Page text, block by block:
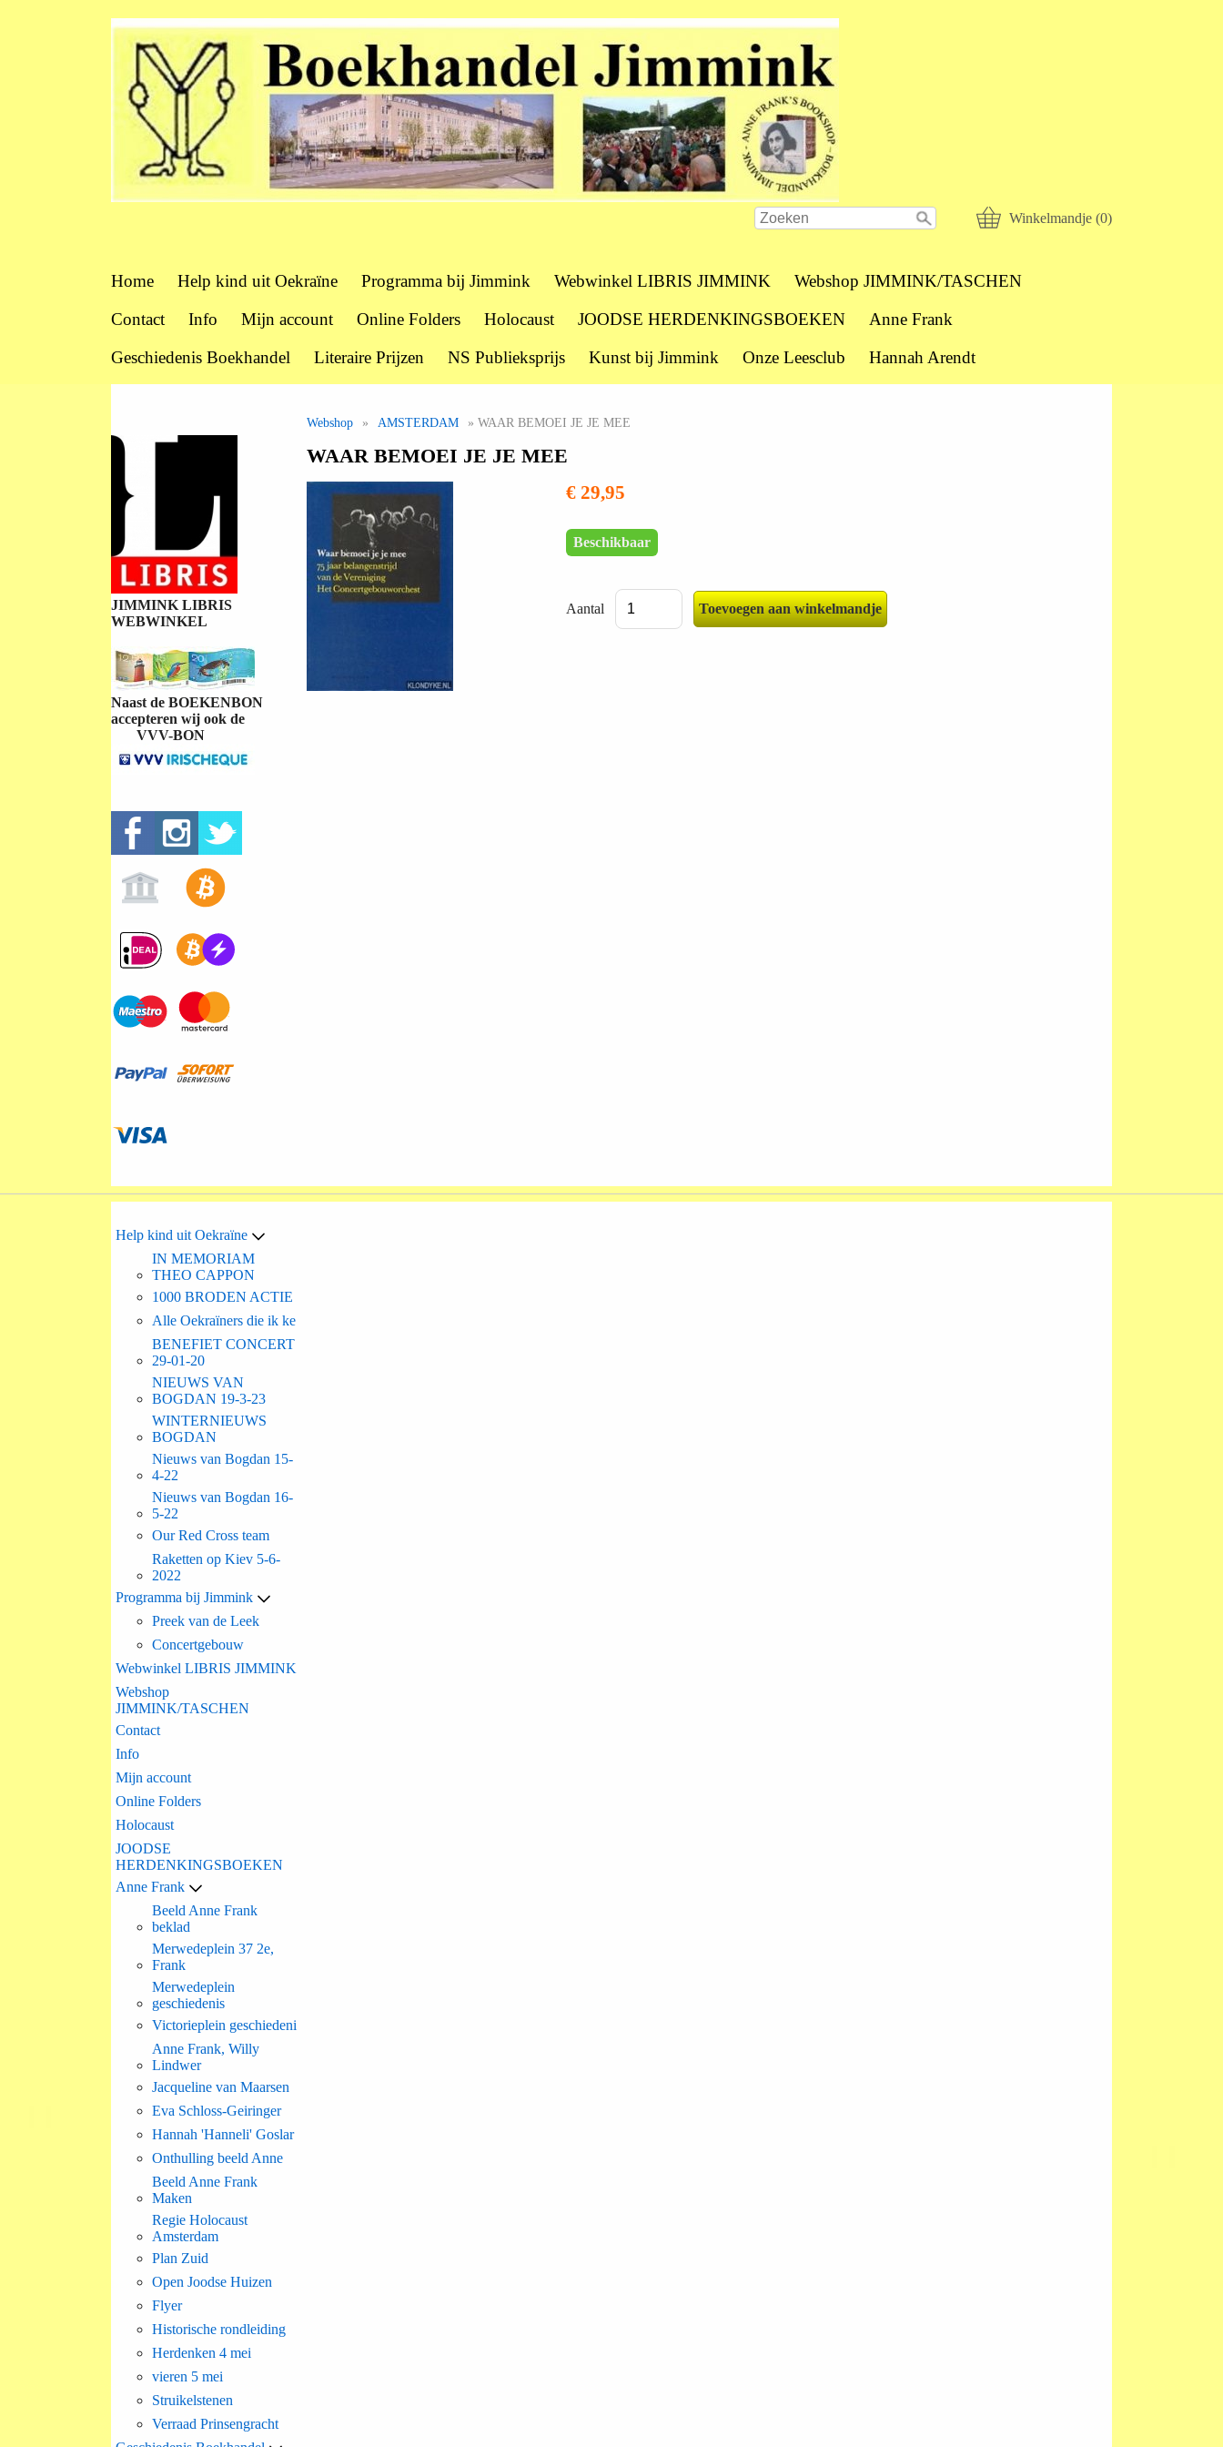
Winkelmandje (0)
Home Help kind uit Oekraïne Programma bij Jimmink Webwinkel LIBRIS JIMMINK
Webshop JIMMINK/TASCHEN
Contact
Info Mijn account Online Folders Holocaust JOODSE HERDENKINGSBOEKEN
Anne Frank
Geschiedenis Boekhandel
Literaire Prijzen NS Publieksprijs Kunst bij Jimmink Onze Leesclub Hannah Arendt
JIMMINK LIBRIS
WEBWINKEL
Naast de BOEKENBON
accepteren wij ook de
VVV-BON
Webshop » AMSTERDAM » WAAR BEMOEI JE JE MEE
WAAR BEMOEI JE JE MEE
€ 29,95
Beschikbaar
Aantal
Help kind uit Oekraïne
IN MEMORIAM
THEO CAPPON
1000 BRODEN ACTIE
Alle Oekraïners die ik ke
BENEFIET CONCERT
29-01-20
NIEUWS VAN
BOGDAN 19-3-23
WINTERNIEUWS
BOGDAN
Nieuws van Bogdan 15-
4-22
Nieuws van Bogdan 16-
5-22
Our Red Cross team
Raketten op Kiev 5-6-
2022
Programma bij Jimmink
Preek van de Leek
Concertgebouw
Webwinkel LIBRIS JIMMINK
Webshop
JIMMINK/TASCHEN
Contact
Info
Mijn account
Online Folders
Holocaust
JOODSE
HERDENKINGSBOEKEN
Anne Frank
Beeld Anne Frank
beklad
Merwedeplein 37 2e,
Frank
Merwedeplein
geschiedenis
Victorieplein geschiedeni
Anne Frank, Willy
Lindwer
Jacqueline van Maarsen
Eva Schloss-Geiringer
Hannah 'Hanneli' Goslar
Onthulling beeld Anne
Beeld Anne Frank
Maken
Regie Holocaust
Amsterdam
Plan Zuid
Open Joodse Huizen
Flyer
Historische rondleiding
Herdenken 4 mei
vieren 5 mei
Struikelstenen
Verraad Prinsengracht